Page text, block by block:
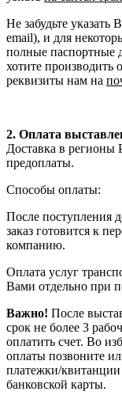
Не забудьте
email), и для
полные паспортные
хотите производить
реквизиты нам на
2. Оплата
Доставка в регионы
предоплаты.
Способы оплаты:
После поступления
заказ готовится к
компанию.
Оплата услуг
Вами отдельно при
Важно! После
срок не более 3
оплатить счет. Во
оплаты позвоните
платежки/
банковской карты.